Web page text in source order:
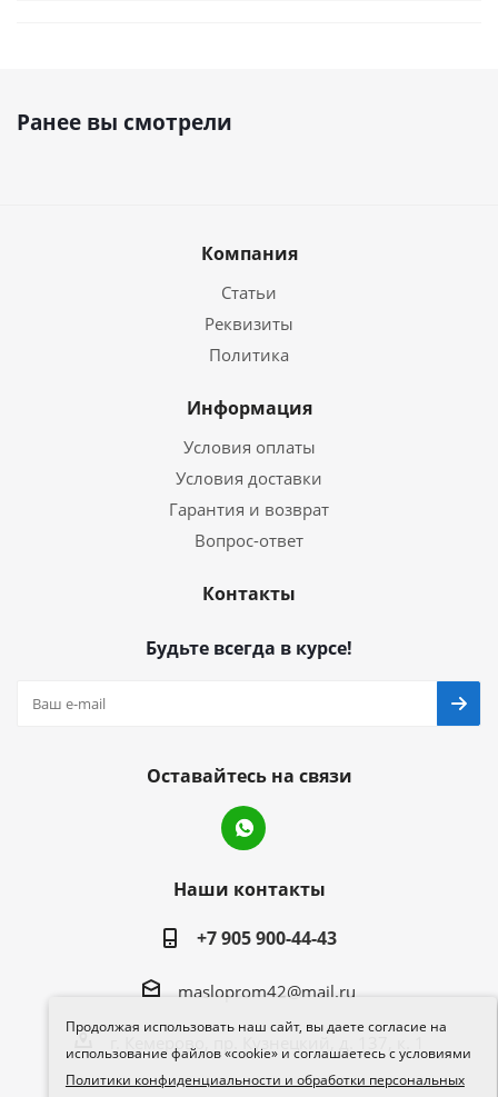
Продолжая использовать наш сайт, вы даете согласие на
использование файлов «cookie» и соглашаетесь с условиями
Политики конфиденциальности и обработки персональных
Ранее вы смотрели
Компания
Статьи
Реквизиты
Политика
Информация
Условия оплаты
Условия доставки
Гарантия и возврат
Вопрос-ответ
Контакты
Будьте всегда в курсе!
Оставайтесь на связи
Наши контакты
+7 905 900-44-43
masloprom42@mail.ru